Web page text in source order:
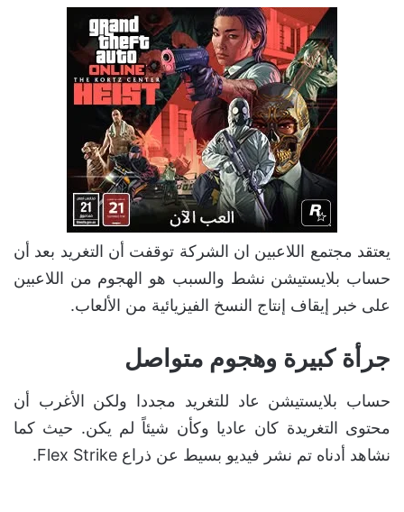
يعتقد مجتمع اللاعبين ان الشركة توقفت أن التغريد بعد أن
حساب بلايستيشن نشط والسبب هو الهجوم من اللاعبين
على خبر إيقاف إنتاج النسخ الفيزيائية من الألعاب.
جرأة كبيرة وهجوم متواصل
حساب بلايستيشن عاد للتغريد مجددا ولكن الأغرب أن
محتوى التغريدة كان عاديا وكأن شيئاً لم يكن. حيث كما
نشاهد أدناه تم نشر فيديو بسيط عن ذراع Flex Strike.